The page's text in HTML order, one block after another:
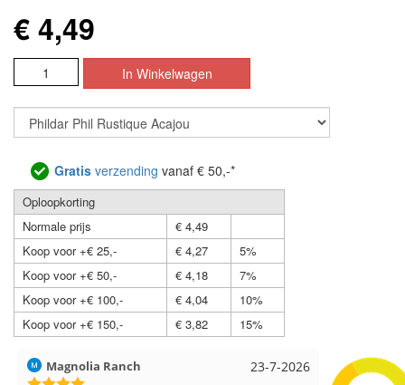
€ 4,49
Gratis verzending vanaf € 50,-*
Oploopkorting
Normale prijs
€ 4,49
Koop voor +€ 25,-
€ 4,27
5%
Koop voor +€ 50,-
€ 4,18
7%
Koop voor +€ 100,-
€ 4,04
10%
Koop voor +€ 150,-
€ 3,82 15%
23-7-2026
Magnolia Ranch Hilde uit